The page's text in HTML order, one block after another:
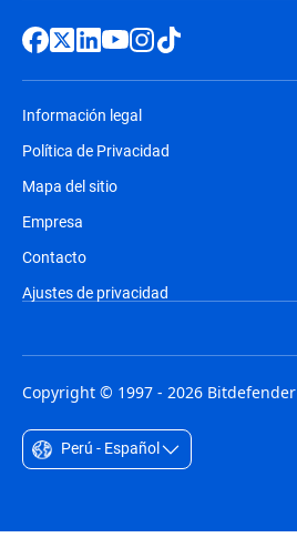
Información legal
Política de Privacidad
Mapa del sitio
Empresa
Contacto
Ajustes de privacidad
Copyright © 1997 - 2026 Bitdefender
Perú - Español